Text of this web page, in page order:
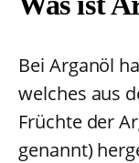
Bei Arganöl
welches aus
Früchte der
genannt)